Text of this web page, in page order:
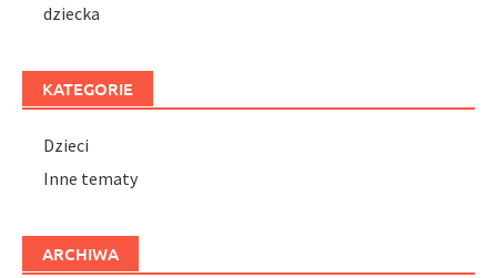
dziecka
KATEGORIE
Dzieci
Inne tematy
ARCHIWA